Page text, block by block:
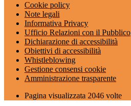
Cookie policy
Note legali
Informativa Privacy
Ufficio Relazioni con il Pubblico
Dichiarazione di accessibilità
Obiettivi di accessibilità
Whistleblowing
Gestione consensi cookie
Amministrazione trasparente
Pagina visualizzata 2046 volte